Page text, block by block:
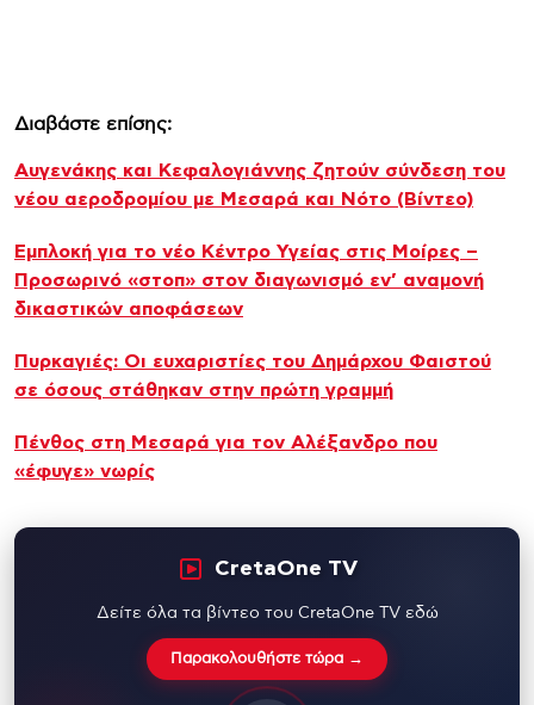
Διαβάστε επίσης:
Αυγενάκης και Κεφαλογιάννης ζητούν σύνδεση του
νέου αεροδρομίου με Μεσαρά και Νότο (Βίντεο)
Εμπλοκή για το νέο Κέντρο Υγείας στις Μοίρες –
Προσωρινό «στοπ» στον διαγωνισμό εν’ αναμονή
δικαστικών αποφάσεων
Πυρκαγιές: Οι ευχαριστίες του Δημάρχου Φαιστού
σε όσους στάθηκαν στην πρώτη γραμμή
Πένθος στη Μεσαρά για τον Αλέξανδρο που
«έφυγε» νωρίς
CretaOne TV
Δείτε όλα τα βίντεο του CretaOne TV εδώ
Παρακολουθήστε τώρα →